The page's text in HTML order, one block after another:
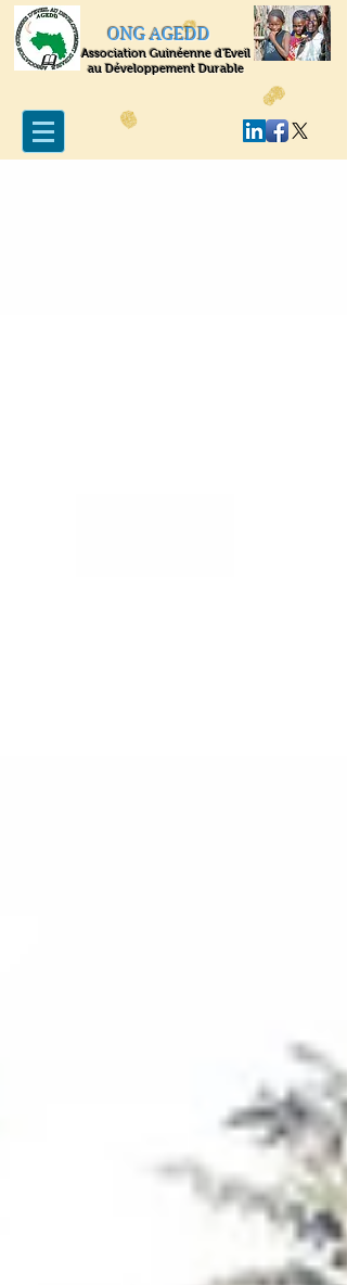
Association Guinéenne d'Eveil
au Développement Durable
ONG AGEDD